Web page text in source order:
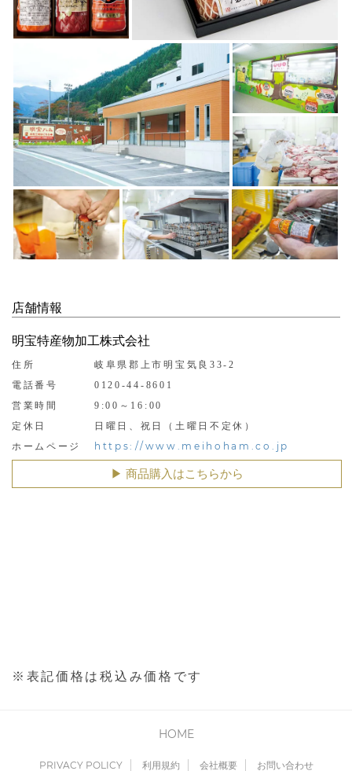
店舗情報
明宝特産物加工株式会社
住所
岐阜県郡上市明宝気良33-2
電話番号
0120-44-8601
営業時間
9:00～16:00
定休日
日曜日、祝日（土曜日不定休）
ホームページ
https://www.meihoham.co.jp
▶︎ 商品購入はこちらから
※表記価格は税込み価格です
HOME
PRIVACY POLICY 利用規約 会社概要 お問い合わせ